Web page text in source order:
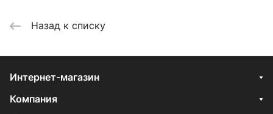
Назад к списку
Интернет-магазин
Компания